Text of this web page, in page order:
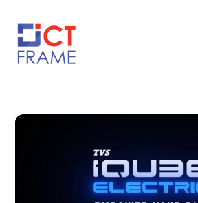
content